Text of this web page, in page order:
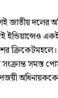
জাতীয় দলের
ইন্ডিয়ান্সেও
সংক্রান্ত সমস্ত